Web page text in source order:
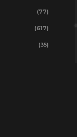
(77)
(617)
(35)